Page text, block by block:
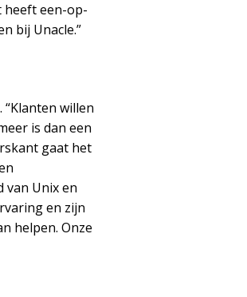
heeft een-op-
bij Unacle.”
willen
is dan een
gaat het
van Unix en
en zijn
helpen. Onze